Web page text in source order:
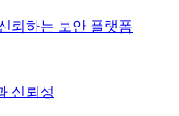
뢰하는 보안 플랫폼
신뢰성